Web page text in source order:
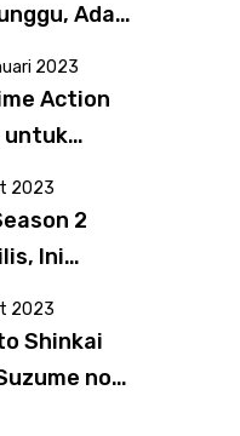
Ada
2023
Action
untuk
2023
2
Ini
2023
Shinkai
no